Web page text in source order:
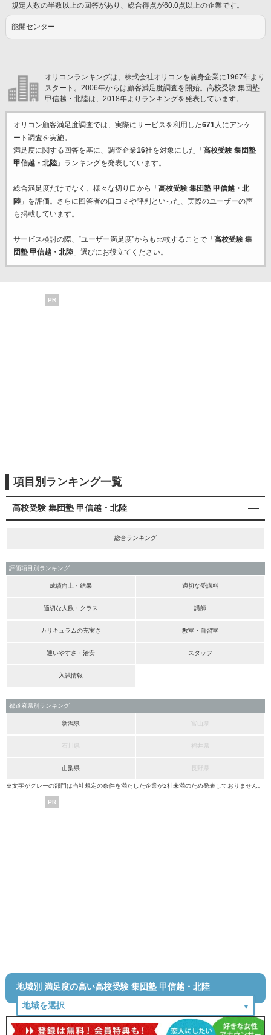
規定人数の半数以上の回答があり、総合得点が60.0点以上の企業です。
能開センター
オリコンランキングは、株式会社オリコンを前身企業に1967年より
スタート。2006年からは顧客満足度調査を開始。高校受験 集団塾
甲信越・北陸は、2018年よりランキングを発表しています。
オリコン顧客満足度調査では、実際にサービスを利用した671人にアンケ
ート調査を実施。
満足度に関する回答を基に、調査企業16社を対象にした「 高校受験 集団塾
甲信越・北陸」ランキングを発表しています。
総合満足度だけでなく、様々な切り口から「 高校受験 集団塾 甲信越・北
陸」を評価。さらに回答者の口コミや評判といった、実際のユーザーの声
も掲載しています。
サービス検討の際、“ユーザー満足度”からも比較することで「 高校受験 集
団塾 甲信越・北陸」選びにお役立てください。
PR
項目別ランキング一覧
高校受験 集団塾 甲信越・北陸
総合ランキング
評価項目別ランキング
成績向上・結果 適切な受講料
適切な人数・クラス 講師
カリキュラムの充実さ 教室・自習室
通いやすさ・治安 スタッフ
入試情報
都道府県別ランキング
新潟県 富山県
石川県 福井県
山梨県
※文字がグレーの部門は当社規定の条件を満たした企業が2社未満のため発表しておりません。
PR
地域別 満足度の高い高校受験 集団塾 甲信越・北陸